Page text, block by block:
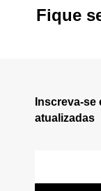
Fique
Inscreva-
atualizadas